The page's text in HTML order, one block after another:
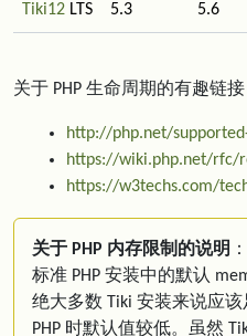
Tiki12 LTS 5.3 5.6
关于 PHP 生命周期的有趣链接
http://php.net/
https://wiki.php.net/rfc/
https://w3techs.com/
关于 PHP 内存限制的说明 ：
标准 PHP 安装中的默认
绝大多数 Tiki 安装来说应
PHP 时默认值较低。虽然